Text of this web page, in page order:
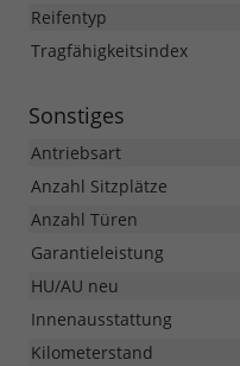
Reifentyp
Tragfähigkeitsindex
Sonstiges
Antriebsart
Anzahl Sitzplätze
Anzahl Türen
Garantieleistung
HU/AU neu
Innenausstattung
Kilometerstand